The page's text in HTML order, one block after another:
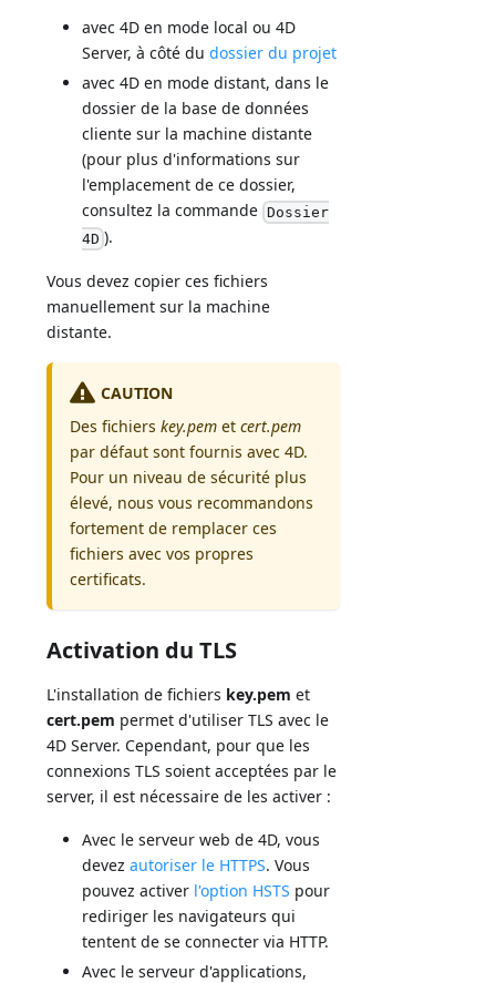
avec 4D en mode local ou 4D
Server, à côté dudossier du projet
avec 4D en mode distant, dans le
dossier de la base de données
cliente sur la machine distante
(pour plus d'informations sur
l'emplacement de ce dossier,
consultez la commande Dossier
4D ).
Vous devez copier ces fichiers
manuellement sur la machine
distante.
CAUTION
Des fichierskey.pem etcert.pem
par défaut sont fournis avec 4D.
Pour un niveau de sécurité plus
élevé, nous vous recommandons
fortement de remplacer ces
fichiers avec vos propres
certificats.
Activation du TLS
L'installation de fichiers key.pem et
cert.pem permet d'utiliser TLS avec le
4D Server. Cependant, pour que les
connexions TLS soient acceptées par le
server, il est nécessaire de les activer :
Avec le serveur web de 4D, vous
devezautoriser le HTTPS. Vous
pouvez activer l'option HSTS pour
rediriger les navigateurs qui
tentent de se connecter via HTTP.
Avec le serveur d'applications,